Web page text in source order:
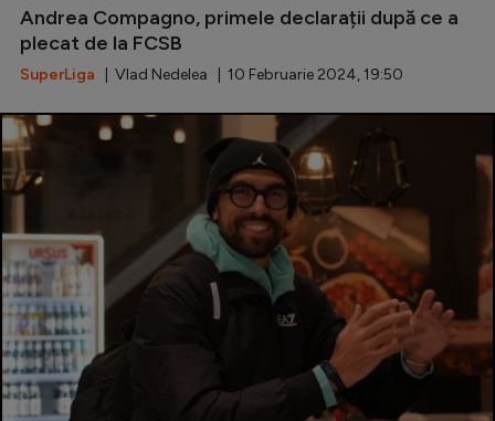
Andrea Compagno, primele declarații după ce a
plecat de la FCSB
SuperLiga | Vlad Nedelea | 10 Februarie 2024, 19:50